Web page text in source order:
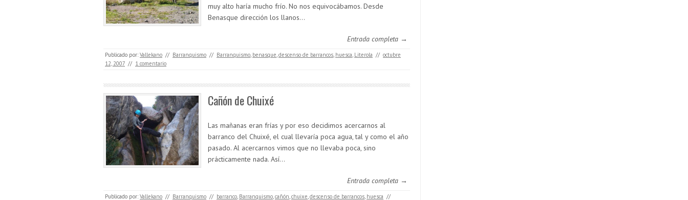
muy alto haría mucho frío. No nos equivocábamos. Desde
Benasque dirección los llanos…
Entrada completa →
Publicado por: Vallekano // Barranquismo // Barranquismo, benasque,descenso de barrancos, huesca, Literola // octubre
12, 2007 // 1 comentario
Cañón de Chuixé
Las mañanas eran frías y por eso decidimos acercarnos al
barranco del Chuixé, el cual llevaría poca agua, tal y como el año
pasado. Al acercarnos vimos que no llevaba poca, sino
prácticamente nada. Así…
Entrada completa →
Publicado por: Vallekano // Barranquismo // barranco, Barranquismo,cañón,chuixe,descenso de barrancos, huesca //